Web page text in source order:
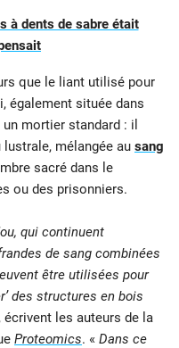
à dents de sabre était
que le liant utilisé pour
également située dans
un mortier standard : il
lustrale, mélangée au sang
sacré dans le
ou des prisonniers.
qui continuent
de sang combinées
être utilisées pour
des structures en bois
écrivent les auteurs de la
Proteomics. « Dans ce